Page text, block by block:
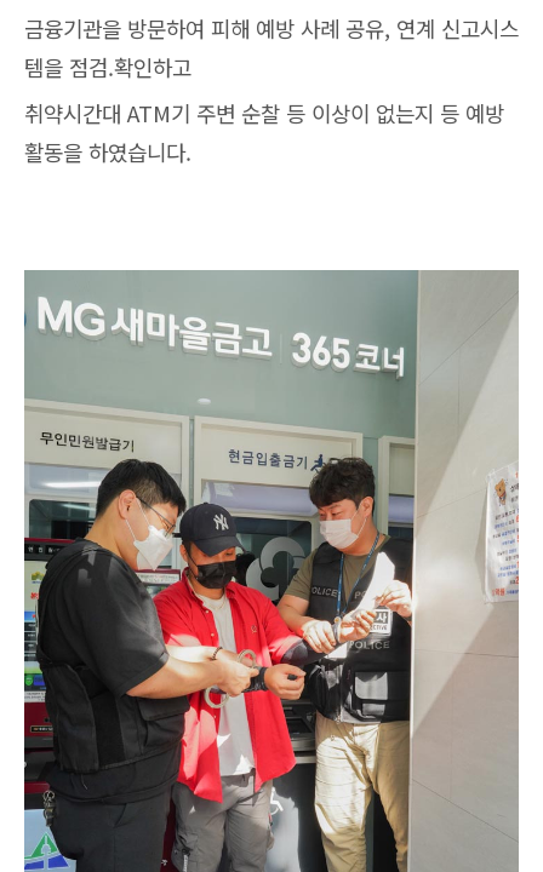
금융기관을 방문하여 피해 예방 사례 공유, 연계 신고시스
템을 점검.확인하고
취약시간대 ATM기 주변 순찰 등 이상이 없는지 등 예방
활동을 하였습니다.